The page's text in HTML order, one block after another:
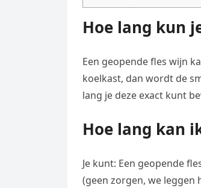
Hoe lang kun
Een geopende fles wijn
koelkast, dan wordt de
lang je deze exact kunt
Hoe lang kan
Je kunt: Een geopende
(geen zorgen, we leggen